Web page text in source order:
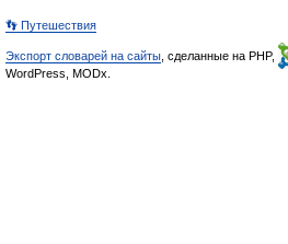
👣 Путешествия
Экспорт словарей на сайты , сделанные на PHP,
WordPress, MODx.